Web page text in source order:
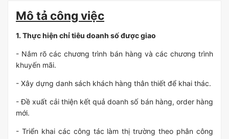
Mô tả công việc
1. Thực hiện chỉ tiêu doanh số được giao
- Nắm rõ các chương trình bán hàng và các chương trình
khuyến mãi.
- Xây dựng danh sách khách hàng thân thiết để khai thác.
- Đề xuất cải thiện kết quả doanh số bán hàng, order hàng
mới.
- Triển khai các công tác làm thị trường theo phân công